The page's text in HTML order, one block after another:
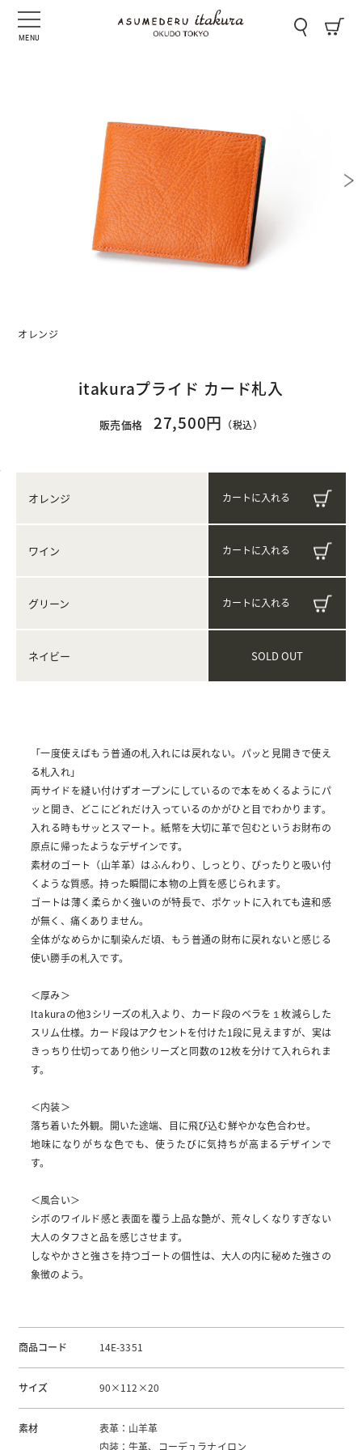
MENU
オレンジ
itakuraプライド カード札入
販売価格 27,500円 （税込）
オレンジ
ワイン
グリーン
ネイビー SOLD OUT
「一度使えばもう普通の札入れには戻れない。パッと見開きで使え
る札入れ」
両サイドを縫い付けずオープンにしているので本をめくるようにパ
ッと開き、どこにどれだけ入っているのかがひと目でわかります。
入れる時もサッとスマート。紙幣を大切に革で包むというお財布の
原点に帰ったようなデザインです。
素材のゴート（山羊革）はふんわり、しっとり、ぴったりと吸い付
くような質感。持った瞬間に本物の上質を感じられます。
ゴートは薄く柔らかく強いのが特長で、ポケットに入れても違和感
が無く、痛くありません。
全体がなめらかに馴染んだ頃、もう普通の財布に戻れないと感じる
使い勝手の札入です。
＜厚み＞
Itakuraの他3シリーズの札入より、カード段のベラを１枚減らした
スリム仕様。カード段はアクセントを付けた1段に見えますが、実は
きっちり仕切ってあり他シリーズと同数の12枚を分けて入れられま
す。
＜内装＞
落ち着いた外観。開いた途端、目に飛び込む鮮やかな色合わせ。
地味になりがちな色でも、使うたびに気持ちが高まるデザインで
す。
＜風合い＞
シボのワイルド感と表面を覆う上品な艶が、荒々しくなりすぎない
大人のタフさと品を感じさせます。
しなやかさと強さを持つゴートの個性は、大人の内に秘めた強さの
象徴のよう。
商品コード 14E-3351
サイズ 90×112×20
素材
表革：山羊革